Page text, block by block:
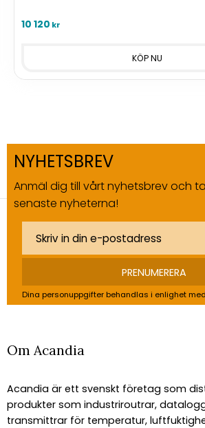
10 120 kr
NYHETSBREV
Anmäl dig till vårt nyhetsbrev och
senaste nyheterna!
PRENUMERERA
Dina personuppgifter behandlas i enlighet
Om Acandia
Acandia är ett svenskt företag som
produkter som industriroutrar,
transmittrar för temperatur,